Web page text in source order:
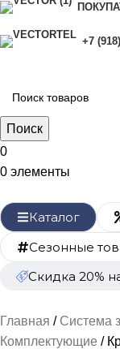
+7
Поиск
0
0 элементы
Каталог
Сезонные
Скидка 20%
Главная Система
Комплектующие